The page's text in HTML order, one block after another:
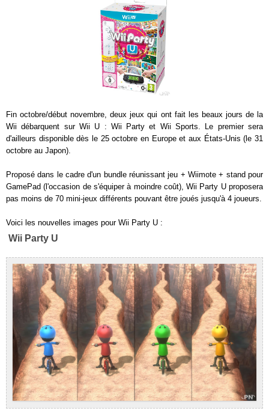
Fin octobre/début novembre, deux jeux qui ont fait les beaux jours de la
Wii débarquent sur Wii U : Wii Party et Wii Sports. Le premier sera
d'ailleurs disponible dès le 25 octobre en Europe et aux États-Unis (le 31
octobre au Japon).
Proposé dans le cadre d'un bundle réunissant jeu + Wiimote + stand pour
GamePad (l'occasion de s'équiper à moindre coût), Wii Party U proposera
pas moins de 70 mini-jeux différents pouvant être joués jusqu'à 4 joueurs.
Voici les nouvelles images pour Wii Party U :
Wii Party U